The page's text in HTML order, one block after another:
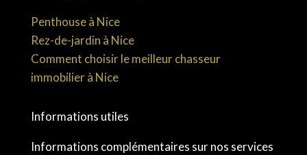
Penthouse à Nice
Rez-de-jardin à Nice
Comment choisir le meilleur chasseur
immobilier à Nice
Informations utiles
Informations complémentaires sur nos services